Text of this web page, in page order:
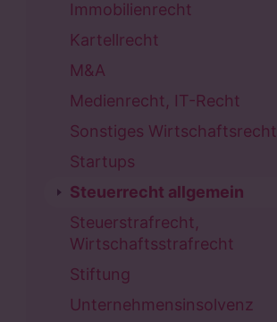
Immobilienrecht
Kartellrecht
M&A
Medienrecht, IT-Recht
Sonstiges Wirtschaftsrecht
Startups
Steuerrecht allgemein
Steuerstrafrecht,
Wirtschaftsstrafrecht
Stiftung
Unternehmensinsolvenz